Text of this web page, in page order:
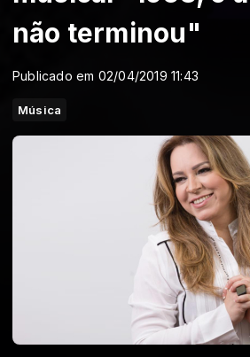
não terminou"
Publicado em 02/04/2019 11:43
Música